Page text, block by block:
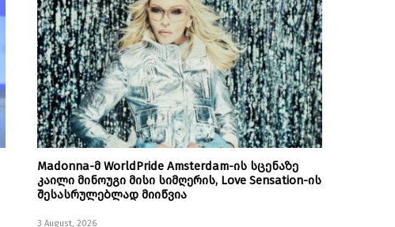
Madonna-მ WorldPride Amsterdam-ის სცენაზე
კაილი მინოუგი მისი სიმღერის, Love Sensation-ის
შესასრულებლად მიიწვია
3 August, 2026